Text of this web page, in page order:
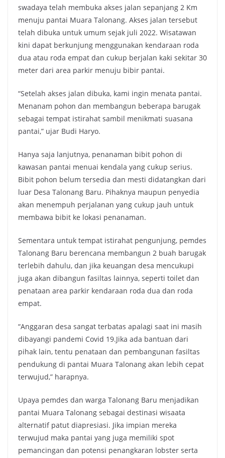
swadaya telah membuka akses jalan sepanjang 2 Km
menuju pantai Muara Talonang. Akses jalan tersebut
telah dibuka untuk umum sejak juli 2022. Wisatawan
kini dapat berkunjung menggunakan kendaraan roda
dua atau roda empat dan cukup berjalan kaki sekitar 30
meter dari area parkir menuju bibir pantai.
“Setelah akses jalan dibuka, kami ingin menata pantai.
Menanam pohon dan membangun beberapa barugak
sebagai tempat istirahat sambil menikmati suasana
pantai,” ujar Budi Haryo.
Hanya saja lanjutnya, penanaman bibit pohon di
kawasan pantai menuai kendala yang cukup serius.
Bibit pohon belum tersedia dan mesti didatangkan dari
luar Desa Talonang Baru. Pihaknya maupun penyedia
akan menempuh perjalanan yang cukup jauh untuk
membawa bibit ke lokasi penanaman.
Sementara untuk tempat istirahat pengunjung, pemdes
Talonang Baru berencana membangun 2 buah barugak
terlebih dahulu, dan jika keuangan desa mencukupi
juga akan dibangun fasiltas lainnya, seperti toilet dan
penataan area parkir kendaraan roda dua dan roda
empat.
“Anggaran desa sangat terbatas apalagi saat ini masih
dibayangi pandemi Covid 19.Jika ada bantuan dari
pihak lain, tentu penataan dan pembangunan fasiltas
pendukung di pantai Muara Talonang akan lebih cepat
terwujud,” harapnya.
Upaya pemdes dan warga Talonang Baru menjadikan
pantai Muara Talonang sebagai destinasi wisaata
alternatif patut diapresiasi. Jika impian mereka
terwujud maka pantai yang juga memiliki spot
pemancingan dan potensi penangkaran lobster serta